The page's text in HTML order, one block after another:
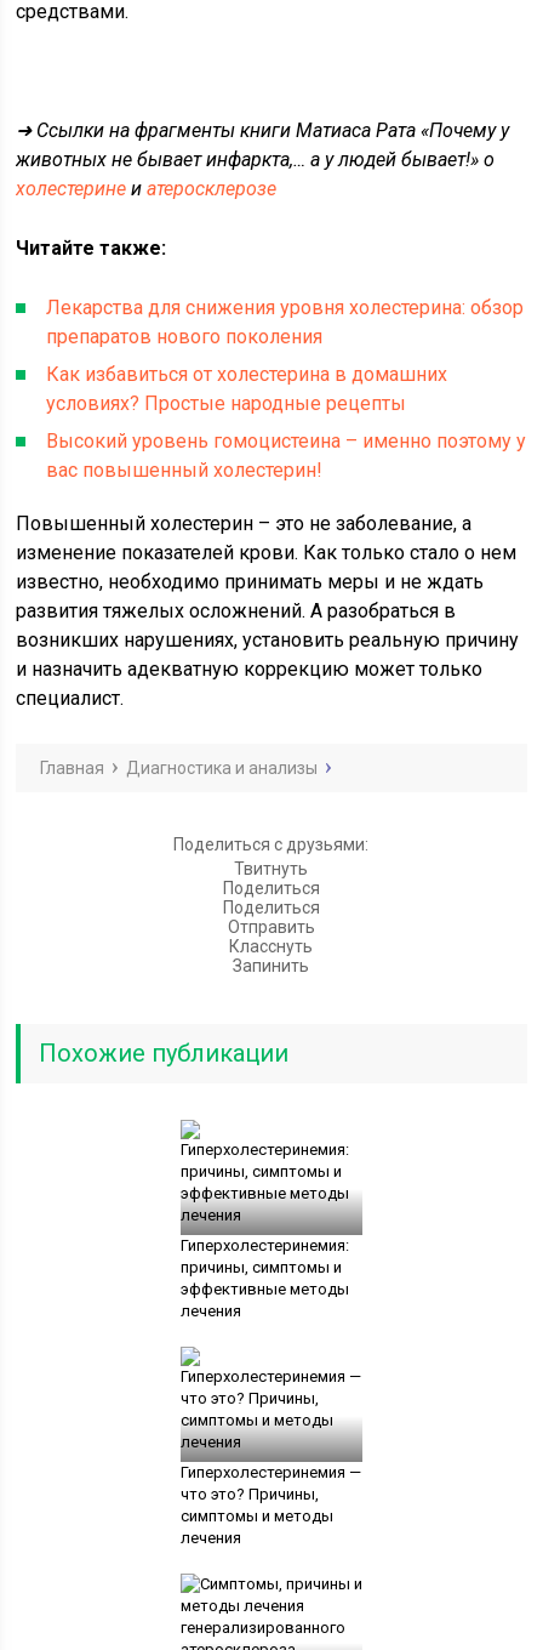
средствами.
➜ Ссылки на фрагменты книги Матиаса Рата «Почему у
животных не бывает инфаркта,… а у людей бывает!» о
холестерине иатеросклерозе
Читайте также:
Лекарства для снижения уровня холестерина: обзор
препаратов нового поколения
Как избавиться от холестерина в домашних
условиях? Простые народные рецепты
Высокий уровень гомоцистеина – именно поэтому у
вас повышенный холестерин!
Повышенный холестерин – это не заболевание, а
изменение показателей крови. Как только стало о нем
известно, необходимо принимать меры и не ждать
развития тяжелых осложнений. А разобраться в
возникших нарушениях, установить реальную причину
и назначить адекватную коррекцию может только
специалист.
Главная Диагностика и анализы
Поделиться с друзьями:
Твитнуть
Поделиться
Поделиться
Отправить
Класснуть
Запинить
Похожие публикации
Гиперхолестеринемия:
причины, симптомы и
эффективные методы
лечения
Гиперхолестеринемия —
что это? Причины,
симптомы и методы
лечения